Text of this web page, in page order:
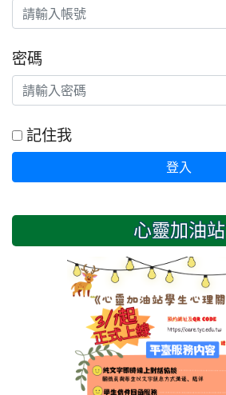
密碼
記住我
登入
心靈加油站